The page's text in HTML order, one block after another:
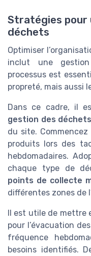
Stratégies pour
déchets
Optimiser
inclut une
processus est
propreté, mais aussi
Dans ce cadre, il
gestion des déchets
du site.
produits lors des
hebdomadaires.
chaque type de
points de collecte
différentes zones de
Il est utile de
pour l’évacuation
fréquence
besoins identifiés.